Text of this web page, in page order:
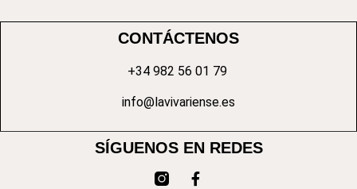
CONTÁCTENOS
+34 982 56 01 79
info@lavivariense.es
SÍGUENOS EN REDES